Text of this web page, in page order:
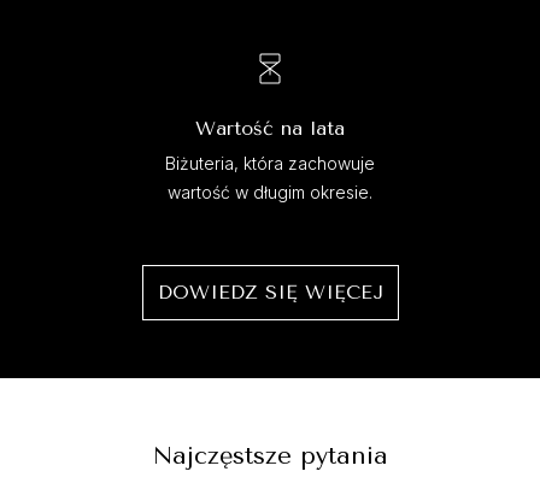
Wartość na lata
Biżuteria, która zachowuje
wartość w długim okresie.
DOWIEDZ SIĘ WIĘCEJ
Najczęstsze pytania